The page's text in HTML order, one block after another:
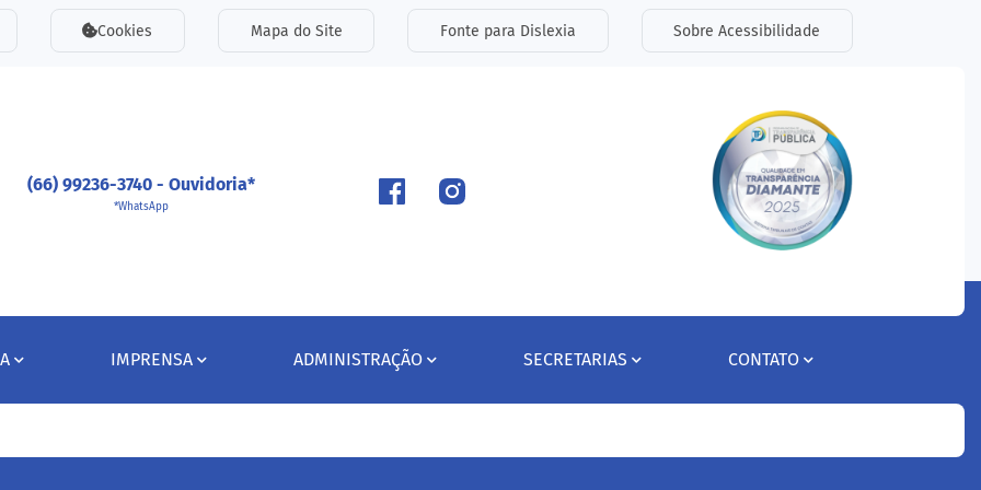
de acessibilidade
Cookies Mapa do Site Fonte para Dislexia Sobre Acessibilidade
(66) 99236-3740 - Ouvidoria*
*WhatsApp
IMPRENSA ADMINISTRAÇÃO SECRETARIAS CONTATO